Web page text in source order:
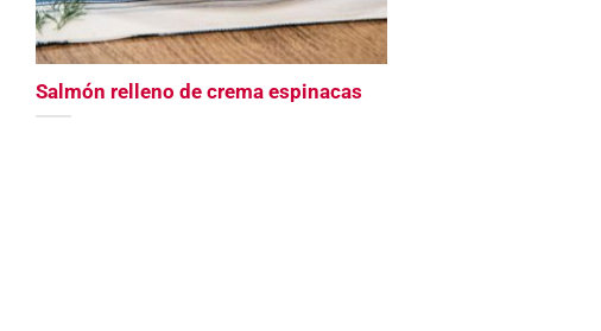
Salmón relleno de crema espinacas